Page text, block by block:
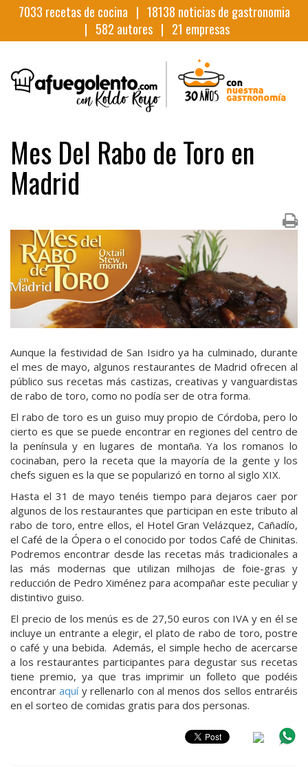
7033 recetas de cocina | 18138 noticias de gastronomia
| 582 autores | 21 empresas
Mes Del Rabo de Toro en
Madrid
Aunque la festividad de San Isidro ya ha culminado, durante
el mes de mayo, algunos restaurantes de Madrid ofrecen al
público sus recetas más castizas, creativas y vanguardistas
de rabo de toro, como no podía ser de otra forma.
El rabo de toro es un guiso muy propio de Córdoba, pero lo
cierto es que se puede encontrar en regiones del centro de
la península y en lugares de montaña. Ya los romanos lo
cocinaban, pero la receta que la mayoría de la gente y los
chefs siguen es la que se popularizó en torno al siglo XIX.
Hasta el 31 de mayo tenéis tiempo para dejaros caer por
algunos de los restaurantes que participan en este tributo al
rabo de toro, entre ellos, el Hotel Gran Velázquez, Cañadío,
el Café de la Ópera o el conocido por todos Café de Chinitas.
Podremos encontrar desde las recetas más tradicionales a
las más modernas que utilizan milhojas de foie-gras y
reducción de Pedro Ximénez para acompañar este peculiar y
distintivo guiso.
El precio de los menús es de 27,50 euros con IVA y en él se
incluye un entrante a elegir, el plato de rabo de toro, postre
o café y una bebida. Además, el simple hecho de acercarse
a los restaurantes participantes para degustar sus recetas
tiene premio, ya que tras imprimir un folleto que podéis
encontraraquí y rellenarlo con al menos dos sellos entraréis
en el sorteo de comidas gratis para dos personas.